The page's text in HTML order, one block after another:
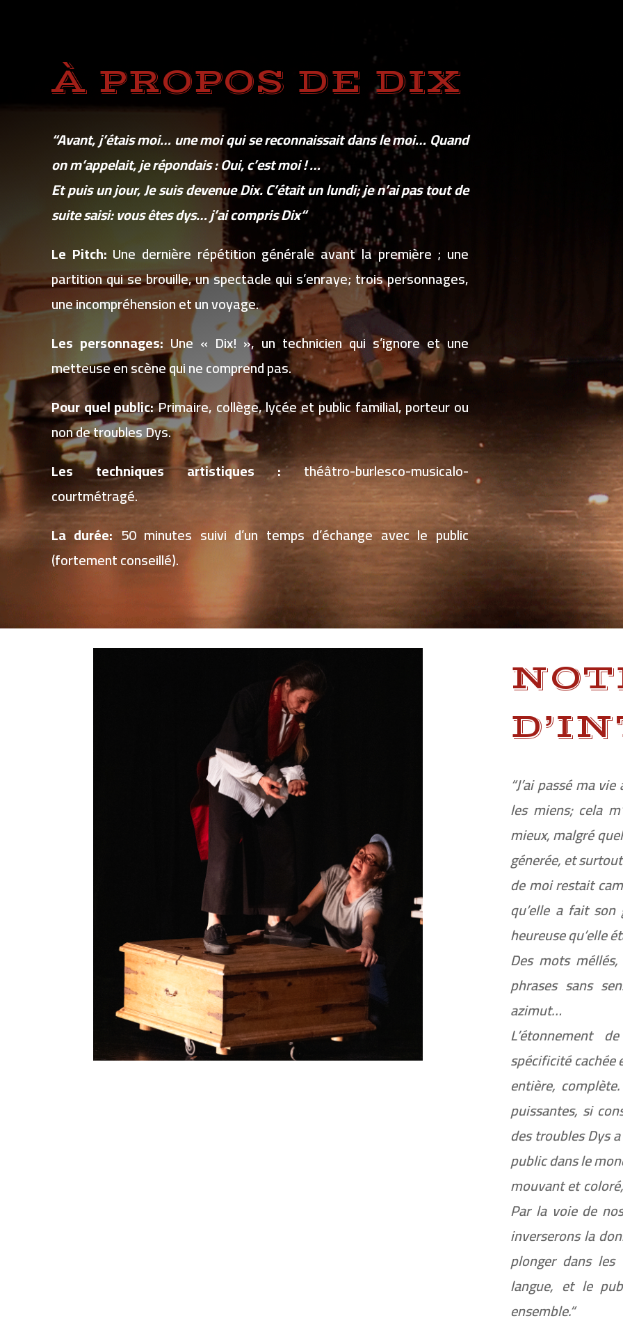
À PROPOS DE DIX
“Avant, j’étais moi… une moi qui se reconnaissait dans le moi… Quand
on m’appelait, je répondais : Oui, c’est moi ! …
Et puis un jour, Je suis devenue Dix. C’était un lundi; je n’ai pas tout de
suite saisi: vous êtes dys… j’ai compris Dix“
Le Pitch: Une dernière répétition générale avant la première ; une
partition qui se brouille, un spectacle qui s’enraye; trois personnages,
une incompréhension et un voyage.
Les personnages:Une « Dix! », un technicien qui s’ignore et une
metteuse en scène qui ne comprend pas.
Pour quel public:Primaire, collège, lycée et public familial, porteur ou
non de troubles Dys.
Les techniques artistiques :théâtro-burlesco-musicalo-
courtmétragé.
La durée: 50 minutes suivi d’un temps d’échange avec le public
(fortement conseillé).
“J’ai passé ma
les miens; cela
mieux, malgré
génerée, et
de moi restait
qu’elle a fait
heureuse qu’elle
Des mots
phrases sans
azimut…
L’étonnement
spécificité cachée
entière,
puissantes, si
des troubles Dys
public dans le
mouvant et
Par la voie de
inverserons la
plonger dans
langue, et le
ensemble.“